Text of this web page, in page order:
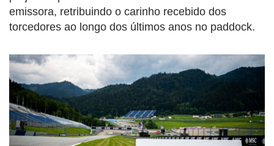
emissora, retribuindo o carinho recebido dos
torcedores ao longo dos últimos anos no paddock.